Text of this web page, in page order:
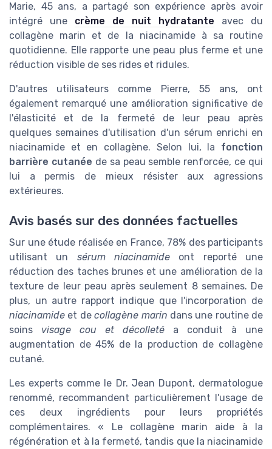
Marie, 45 ans, a partagé son expérience après avoir
intégré une crème de nuit hydratante avec du
collagène marin et de la niacinamide à sa routine
quotidienne. Elle rapporte une peau plus ferme et une
réduction visible de ses rides et ridules.
D'autres utilisateurs comme Pierre, 55 ans, ont
également remarqué une amélioration significative de
l'élasticité et de la fermeté de leur peau après
quelques semaines d'utilisation d'un sérum enrichi en
niacinamide et en collagène. Selon lui, la fonction
barrière cutanée de sa peau semble renforcée, ce qui
lui a permis de mieux résister aux agressions
extérieures.
Avis basés sur des données factuelles
Sur une étude réalisée en France, 78% des participants
utilisant un sérum niacinamide ont reporté une
réduction des taches brunes et une amélioration de la
texture de leur peau après seulement 8 semaines. De
plus, un autre rapport indique que l'incorporation de
niacinamide et decollagène marin dans une routine de
soins visage cou et décolleté a conduit à une
augmentation de 45% de la production de collagène
cutané.
Les experts comme le Dr. Jean Dupont, dermatologue
renommé, recommandent particulièrement l'usage de
ces deux ingrédients pour leurs propriétés
complémentaires. « Le collagène marin aide à la
régénération et à la fermeté, tandis que la niacinamide